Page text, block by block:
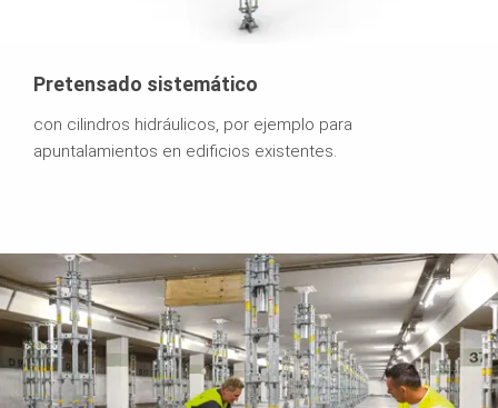
Pretensado sistemático
con cilindros hidráulicos, por ejemplo para
apuntalamientos en edificios existentes.